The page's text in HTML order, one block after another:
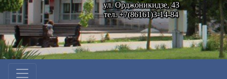
ул. Орджоникидзе, 43
тел. +7(86161)3-14-84